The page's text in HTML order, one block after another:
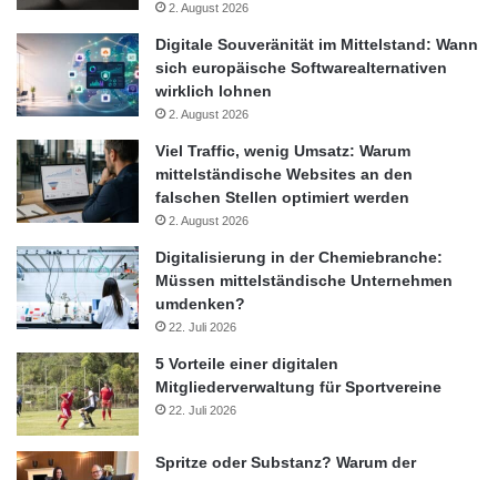
Berlin Konferenzräume
Wirtschaftswachstum
2. August 2026
Digitale Souveränität im Mittelstand: Wann
sich europäische Softwarealternativen
wirklich lohnen
2. August 2026
Viel Traffic, wenig Umsatz: Warum
mittelständische Websites an den
falschen Stellen optimiert werden
2. August 2026
Digitalisierung in der Chemiebranche:
Müssen mittelständische Unternehmen
umdenken?
22. Juli 2026
5 Vorteile einer digitalen
Mitgliederverwaltung für Sportvereine
22. Juli 2026
Spritze oder Substanz? Warum der